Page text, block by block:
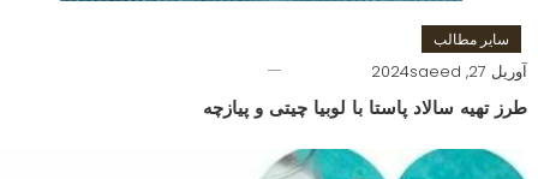
سایر مطالب
آوریل 27, 2024 saeed
طرز تهیه سالاد پاستا با لوبیا چیتی و پیازچه